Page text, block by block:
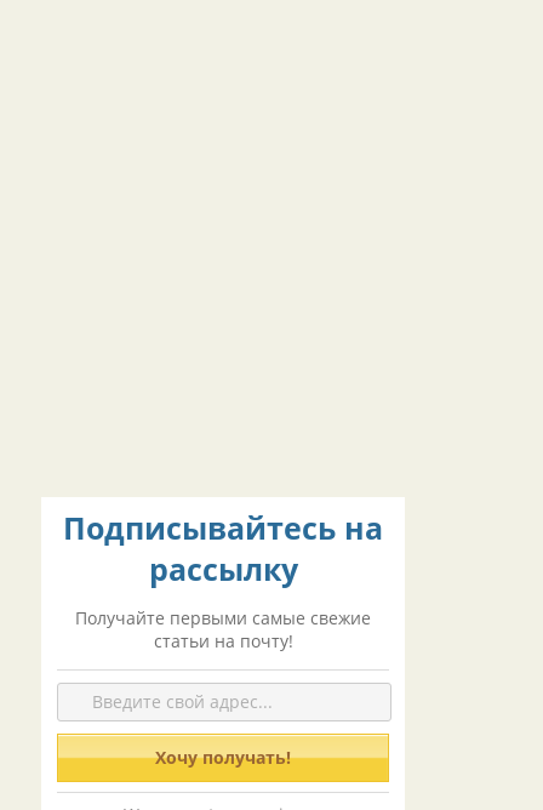
Подписывайтесь на
рассылку
Получайте первыми самые свежие
статьи на почту!